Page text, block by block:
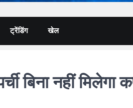
ट्रेंडिंग खेल
नहीं मिलेगा